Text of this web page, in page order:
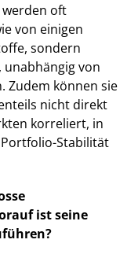
oft
von einigen
sondern
von
Zudem können sie
nicht direkt
korreliert, in
Stabilität
ist seine